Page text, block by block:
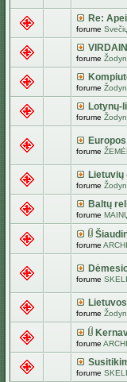
Re:
forume
forume
forume
Lotynų-
forume
forume
Lietuvių
forume
Baltų
forume
forume
forume
forume
forume
forume